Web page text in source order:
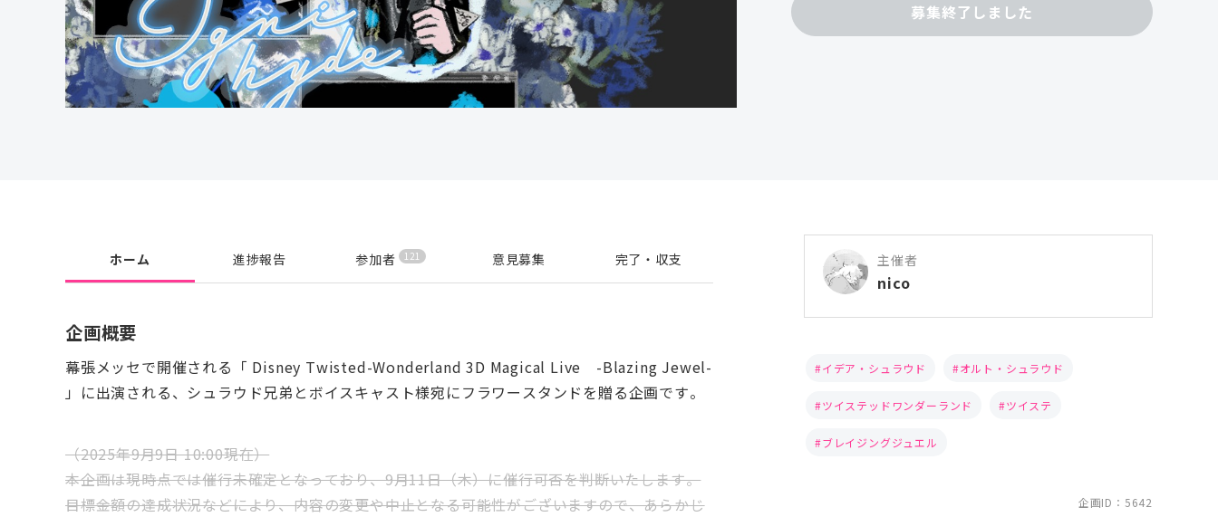
募集終了しました
ホーム 進捗報告 参加者 121 意見募集 完了・収支
企画概要
幕張メッセで開催される「 Disney Twisted-Wonderland 3D Magical Live -Blazing Jewel-
」に出演される、シュラウド兄弟とボイスキャスト様宛にフラワースタンドを贈る企画です。
（2025年9月9日 10:00現在）
本企画は現時点では催行未確定となっており、9月11日（木）に催行可否を判断いたします。
目標金額の達成状況などにより、内容の変更や中止となる可能性がございますので、あらかじ
主催者
nico
イデア・シュラウド オルト・シュラウド
ツイステッドワンダーランド ツイステ
ブレイジングジュエル
企画ID：5642